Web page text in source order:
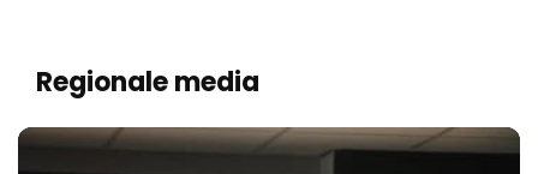
Regionale media